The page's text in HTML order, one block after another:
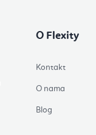
O Flexity
Kontakt
O nama
Blog